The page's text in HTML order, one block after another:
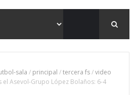
sala / principal /tercera fs/video
el Asevol-Grupo López Bolaños: 6-4